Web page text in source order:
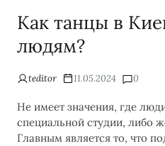
Как танцы в
людям?
teditor 11.05.2024 0
Не имеет значения, где
специальной студии, либо
Главным является то, что